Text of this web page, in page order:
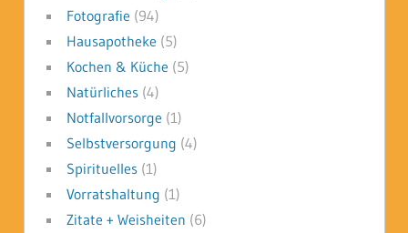
Fotografie (94)
Hausapotheke (5)
Kochen & Küche (5)
Natürliches(4)
Notfallvorsorge (1)
Selbstversorgung (4)
Spirituelles(1)
Vorratshaltung (1)
Zitate + Weisheiten (6)